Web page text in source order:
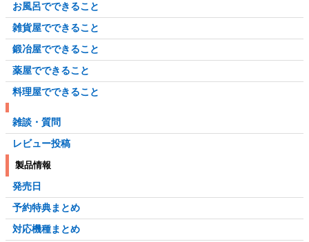
お風呂でできること
雑貨屋でできること
鍛冶屋でできること
薬屋でできること
料理屋でできること
雑談・質問
レビュー投稿
製品情報
発売日
予約特典まとめ
対応機種まとめ